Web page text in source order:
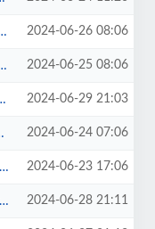
2024-06-26 08:06
2024-06-25 08:06
2024-06-29 21:03
2024-06-24 07:06
2024-06-23 17:06
2024-06-28 21:11